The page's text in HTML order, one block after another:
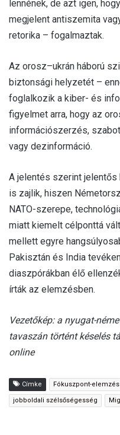
lennének, de azt igen,
megjelent antiszemita
reto­rika – fogalmaztak.
Az orosz–ukrán háború
biztonsági helyzetét –
foglalkozik a kiber- és
figyelmet arra, hogy az
információszerzés,
vagy dezinfor­máció.
A jelentés szerint
is zajlik, hiszen
NATO-szerepe,
miatt kiemelt célponttá
mellett egyre
Pakisztán és India
diaszpórákban élő
írták az elemzésben.
Vezetőkép: a nyugat-
tavaszán történt késelés
online
Címke Fókuszpont-elemzés
jobboldali szélsőségesség